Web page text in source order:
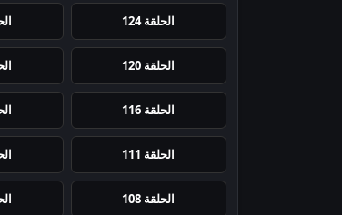
الحلقة 124
الحلقة 120
الحلقة 116
الحلقة 111
الحلقة 108